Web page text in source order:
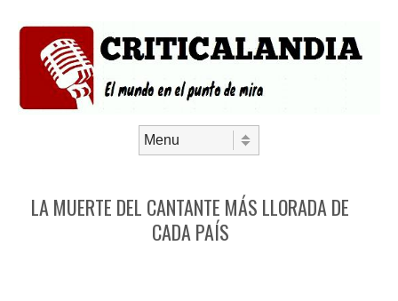
LA MUERTE DEL CANTANTE MÁS LLORADA DE
CADA PAÍS